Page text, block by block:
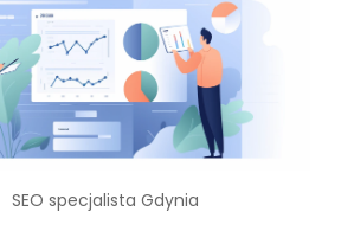
SEO specjalista Gdynia